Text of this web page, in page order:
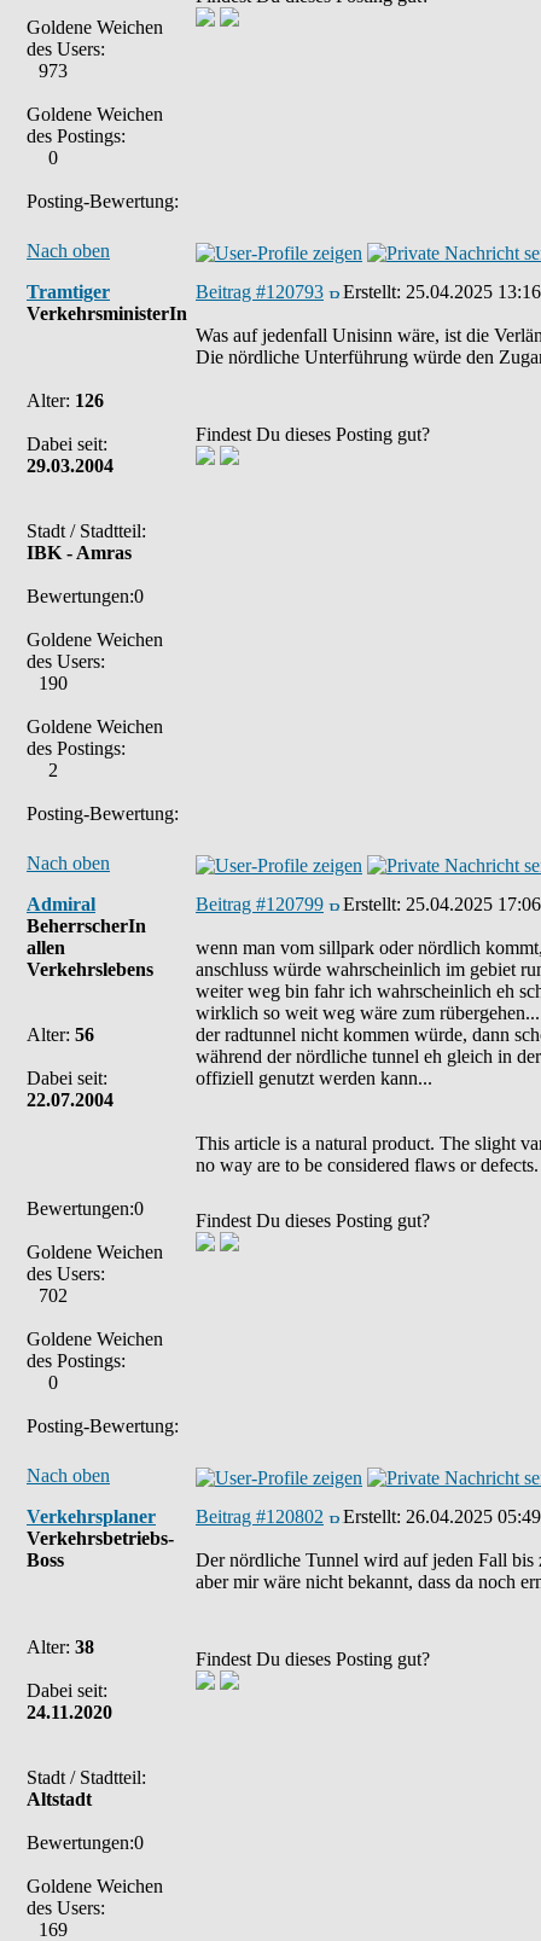
Goldene Weichen
des Users:
973
Goldene Weichen
des Postings:
0
Posting-Bewertung:
Nach oben
Tramtiger
VerkehrsministerIn
Alter: 126
Dabei seit:
29.03.2004
Stadt / Stadtteil:
IBK - Amras
Bewertungen:0
Goldene Weichen
des Users:
190
Goldene Weichen
des Postings:
2
Posting-Bewertung:
Beitrag #120793 Erstellt: 25.04.2025 13:16
Was auf jedenfall Unisinn wäre, ist die
Die nördliche Unterführung würde den
Findest Du dieses Posting gut?
Nach oben
Admiral
BeherrscherIn
allen
Verkehrslebens
Alter: 56
Dabei seit:
22.07.2004
Bewertungen:0
Goldene Weichen
des Users:
702
Goldene Weichen
des Postings:
0
Posting-Bewertung:
Beitrag #120799 Erstellt: 25.04.2025 17:06
wenn man vom sillpark oder nördlich
anschluss würde wahrscheinlich im gebiet
weiter weg bin fahr ich wahrscheinlich eh
wirklich so weit weg wäre zum
der radtunnel nicht kommen würde, dann
während der nördliche tunnel eh gleich in
offiziell genutzt werden kann...
This article is a natural product. The slight
no way are to be considered flaws or defects.
Findest Du dieses Posting gut?
Nach oben
Verkehrsplaner
Verkehrsbetriebs-
Boss
Alter: 38
Dabei seit:
24.11.2020
Stadt / Stadtteil:
Altstadt
Bewertungen:0
Goldene Weichen
des Users:
169
Beitrag #120802 Erstellt: 26.04.2025 05:49
Der nördliche Tunnel wird auf jeden Fall bis
aber mir wäre nicht bekannt, dass da noch
Findest Du dieses Posting gut?